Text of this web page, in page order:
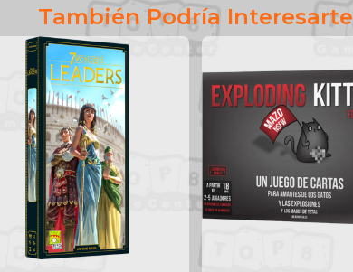
También Podría Interesarte